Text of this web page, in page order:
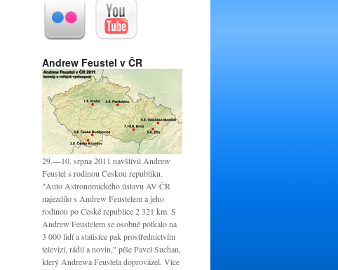
Andrew Feustel v ČR
29.—10. srpna 2011 navštívil Andrew
Feustel s rodinou Českou republiku.
"Auto Astronomického ústavu AV ČR
najezdilo s Andrew Feustelem a jeho
rodinou po České republice 2 321 km. S
Andrew Feustelem se osobně potkalo na
3 000 lidí a statisíce pak prostřednictvím
televizí, rádií a novin," píše Pavel Suchan,
který Andrewa Feustela doprovázel. Více